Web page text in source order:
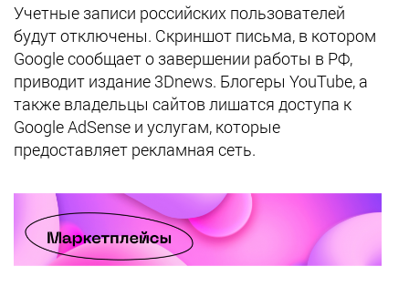
Учетные записи российских пользователей
будут отключены. Скриншот письма, в котором
Google сообщает о завершении работы в РФ,
приводит издание 3Dnews. Блогеры YouTube, а
также владельцы сайтов лишатся доступа к
Google AdSense и услугам, которые
предоставляет рекламная сеть.